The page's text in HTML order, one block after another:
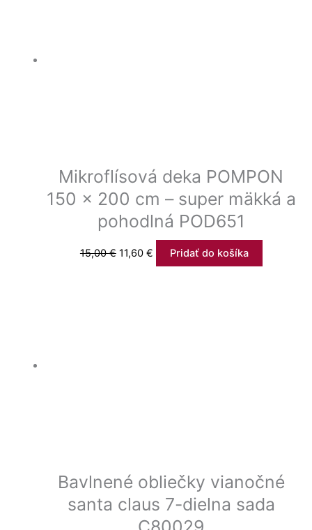
Mikroflísová deka POMPON
150 x 200 cm – super mäkká a
pohodlná POD651
15,00€ 11,60 € Pridať do košíka
Bavlnené obliečky vianočné
santa claus 7-dielna sada